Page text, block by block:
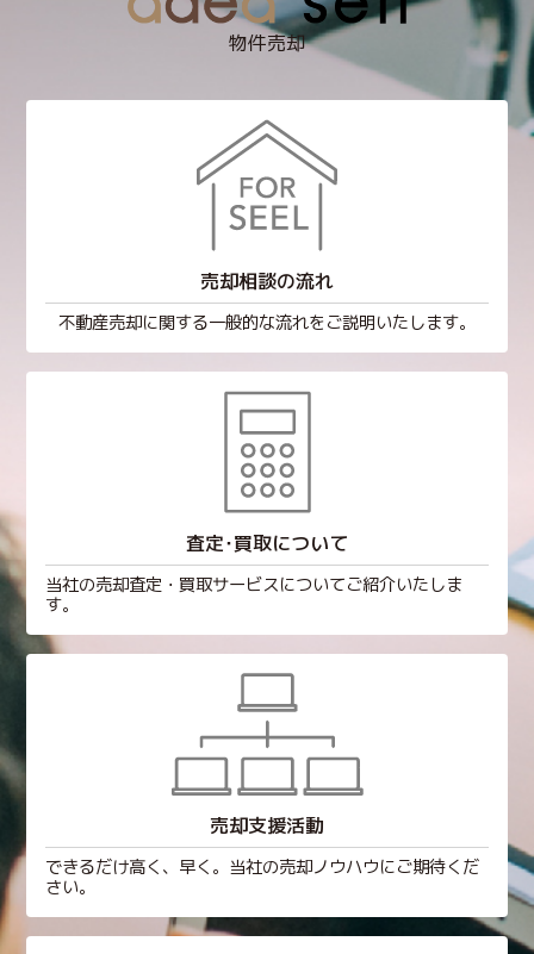
物件売却
売却相談の流れ
不動産売却に関する一般的な流れをご説明いたします。
査定･買取について
当社の売却査定・買取サービスについてご紹介いたしま
す。
売却支援活動
できるだけ高く、早く。当社の売却ノウハウにご期待くだ
さい。